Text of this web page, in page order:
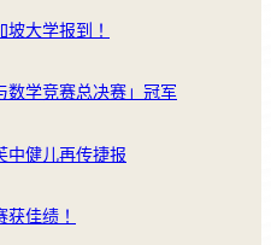
大学报到！
数学竞赛总决赛」冠军
中健儿再传捷报
佳绩！